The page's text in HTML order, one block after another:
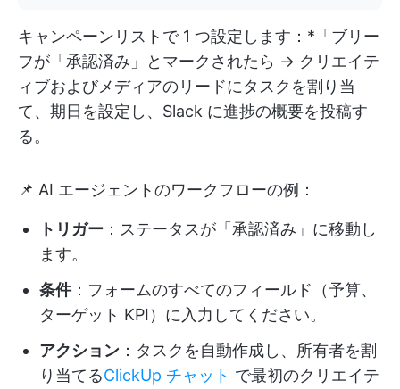
キャンペーンリストで 1 つ設定します：*「ブリー
フが「承認済み」とマークされたら → クリエイテ
ィブおよびメディアのリードにタスクを割り当
て、期日を設定し、Slack に進捗の概要を投稿す
る。
📌 AI エージェントのワークフローの例：
トリガー ：ステータスが「承認済み」に移動し
ます。
条件：フォームのすべてのフィールド（予算、
ターゲット KPI）に入力してください。
アクション ：タスクを自動作成し、所有者を割
り当てるClickUp チャット で最初のクリエイテ